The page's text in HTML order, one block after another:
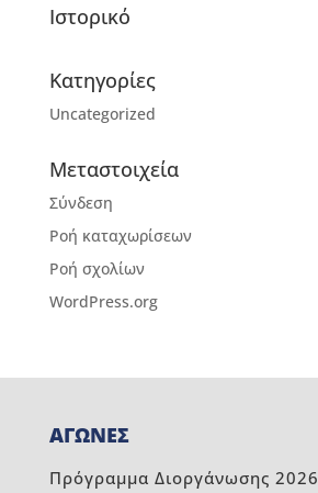
Ιστορικό
Kατηγορίες
Uncategorized
Μεταστοιχεία
Σύνδεση
Ροή καταχωρίσεων
Ροή σχολίων
WordPress.org
ΑΓΩΝΕΣ
Πρόγραμμα Διοργάνωσης 2026